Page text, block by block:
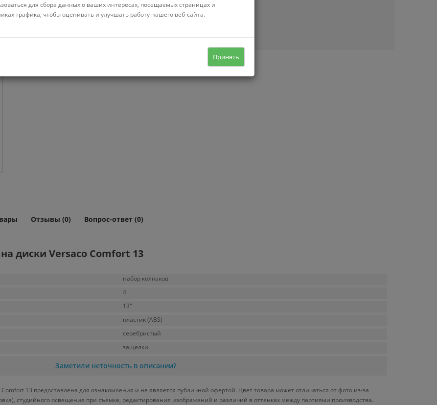
14" 15" Нет в наличии
Отзывы (0) Вопрос-ответ (0)
диски Versaco Comfort 13
набор колпаков
4
13"
пластик (ABS)
серебристый
защелки
Заметили неточность в описании?
13 предоставлена для ознакомления и не является публичной офертой. Цвет товара может отличаться от фото из-за
студийного освещения при съемке, редактирования изображений и различий в оттенках между партиями производства.
для сбора данных о ваших интересах, посещаемых страницах и
трафика, чтобы оценивать и улучшать работу нашего веб-сайта.
Принять